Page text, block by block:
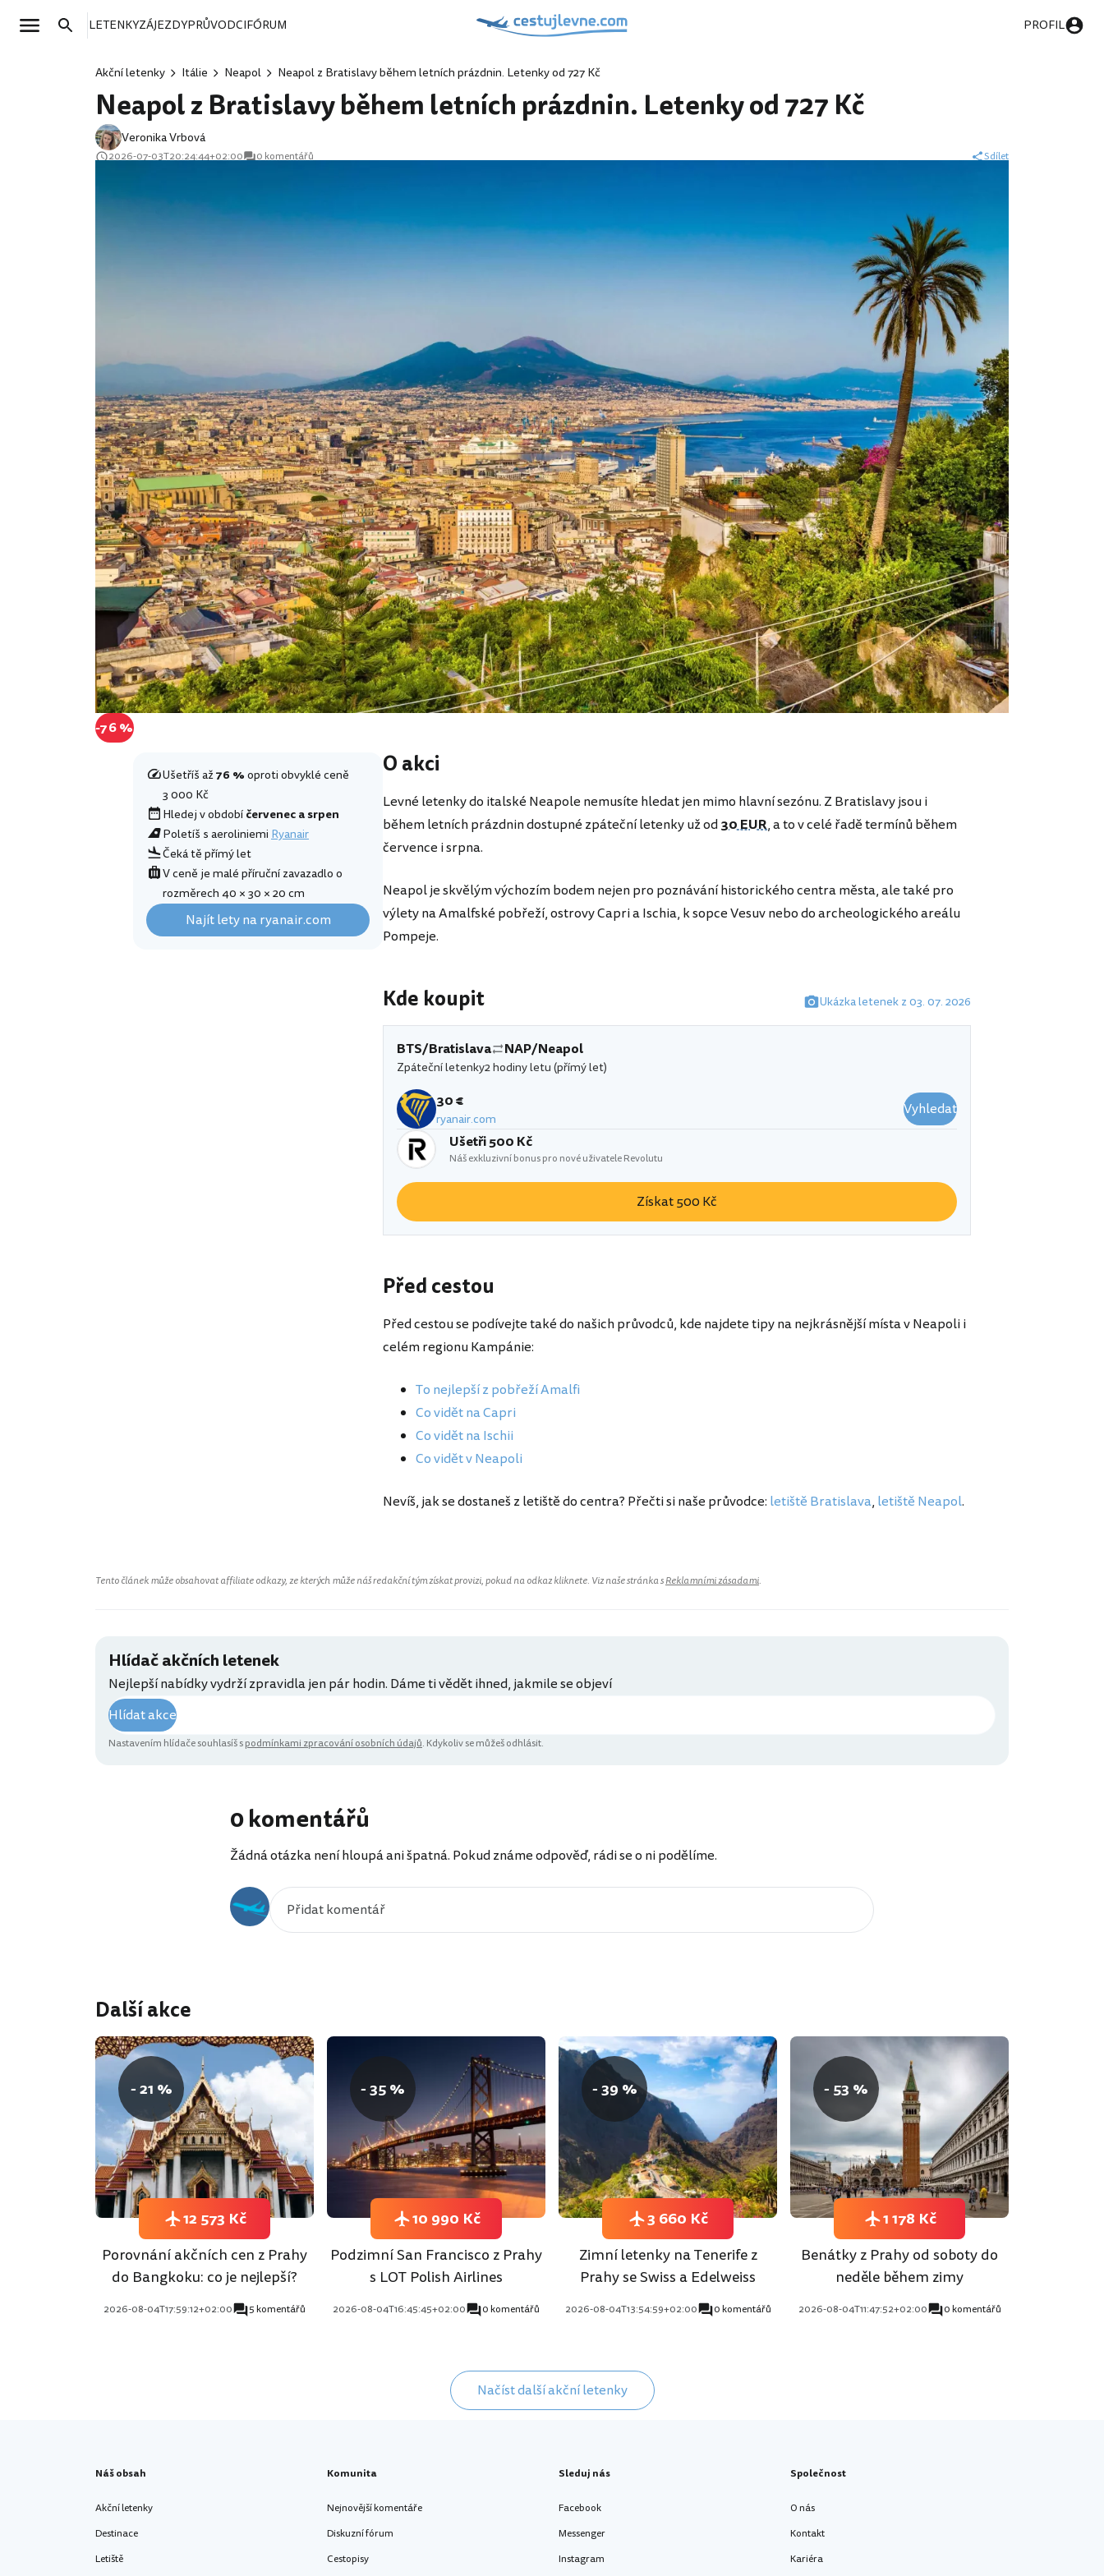
LETENKYZÁJEZDYPRŮVODCIFÓRUM PROFIL
Akční letenky Itálie Neapol Neapol z Bratislavy během letních prázdnin. Letenky od 727 Kč
Neapol z Bratislavy během letních prázdnin. Letenky od 727 Kč
Veronika Vrbová
2026-07-03T20:24:44+02:00 0 komentářů Sdílet
-76 %
Ušetříš až76 %oproti obvyklé ceně
3 000 Kč
Hledej v obdobíčervenec a srpen
Poletíš s aeroliniemiRyanair
Čeká tě přímý let
V ceně je malé příruční zavazadlo o
rozměrech 40 × 30 × 20 cm
Najít lety na ryanair.com
O akci
Levné letenky do italské Neapole nemusíte hledat jen mimo hlavní sezónu. Z Bratislavy jsou i
během letních prázdnin dostupné zpáteční letenky už od30 EUR, a to v celé řadě termínů během
července i srpna.
Neapol je skvělým výchozím bodem nejen pro poznávání historického centra města, ale také pro
výlety na Amalfské pobřeží, ostrovy Capri a Ischia, k sopce Vesuv nebo do archeologického areálu
Pompeje.
Kde koupit Ukázka letenek z 03. 07. 2026
BTS/Bratislava NAP/Neapol
Zpáteční letenky2 hodiny letu (přímý let)
30 €
ryanair.com
Vyhledat
Ušetři 500 Kč
Náš exkluzivní bonus pro nové uživatele Revolutu
Získat 500 Kč
Před cestou
Před cestou se podívejte také do našich průvodců, kde najdete tipy na nejkrásnější místa v Neapoli i
celém regionu Kampánie:
To nejlepší z pobřeží Amalfi
Co vidět na Capri
Co vidět na Ischii
Co vidět v Neapoli
Nevíš, jak se dostaneš z letiště do centra? Přečti si naše průvodce: letiště Bratislava, letiště Neapol.
Tento článek může obsahovat affiliate odkazy, ze kterých může náš redakční tým získat provizi, pokud na odkaz kliknete. Viz naše stránka sReklamními zásadami.
Hlídač akčních letenek
Nejlepší nabídky vydrží zpravidla jen pár hodin. Dáme ti vědět ihned, jakmile se objeví
Hlídat akce
Nastavením hlídače souhlasíš spodmínkami zpracování osobních údajů. Kdykoliv se můžeš odhlásit.
0 komentářů
Žádná otázka není hloupá ani špatná. Pokud známe odpověď, rádi se o ni podělíme.
Další akce
- 21 %
Porovnání akčních cen z Prahy
do Bangkoku: co je nejlepší?
2026-08-04T17:59:12+02:00 5 komentářů
12 573 Kč
- 35 %
Podzimní San Francisco z Prahy
s LOT Polish Airlines
2026-08-04T16:45:45+02:00 0 komentářů
10 990 Kč
- 39 %
Zimní letenky na Tenerife z
Prahy se Swiss a Edelweiss
2026-08-04T13:54:59+02:00 0 komentářů
3 660 Kč
- 53 %
Benátky z Prahy od soboty do
neděle během zimy
2026-08-04T11:47:52+02:00 0 komentářů
1 178 Kč
Načíst další akční letenky
Náš obsah
Akční letenky
Destinace
Letiště
Komunita
Nejnovější komentáře
Diskuzní fórum
Cestopisy
Sleduj nás
Facebook
Messenger
Instagram
Společnost
O nás
Kontakt
Kariéra